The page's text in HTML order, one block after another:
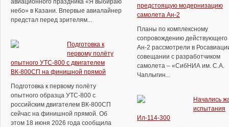
авиационного праздника «Я выбираю
небо» в Казани. Впервые авиалайнер
предстал перед зрителям...
Подготовка к
первому полёту
опытного УТС-800 с двигателем
ВК-800СП на финишной прямой
Подготовка к первому полёту
опытного образца УТС-800 с
российским двигателем ВК-800СП
сейчас на финишной прямой. Об
этом 18 июня 2026 года сообщила
предстоящую модернизацию
самолета Ан-2
Планы по комплексному
сопровождению действующего
Ан-2 рассмотрели в
совещании с разработчиком
самолета – «СибНИА им. С.А.
Чаплыгин...
Начались
испытания
Ил-114-300